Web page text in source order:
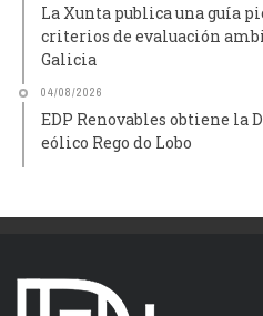
La Xunta publica una guía
criterios de evaluación
Galicia
04/08/2026
EDP Renovables obtiene la
eólico Rego do Lobo